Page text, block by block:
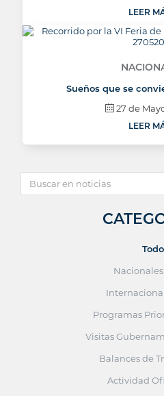
LEER
Sueños que se
27 de
LEER
Todo
Nacionales
Programas
Visitas
Balances de
Actividad